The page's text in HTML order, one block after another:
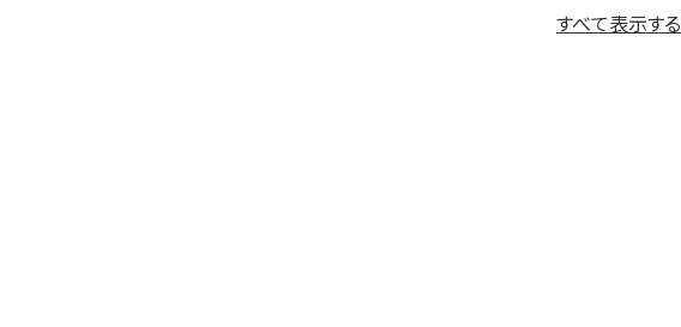
すべて表示する